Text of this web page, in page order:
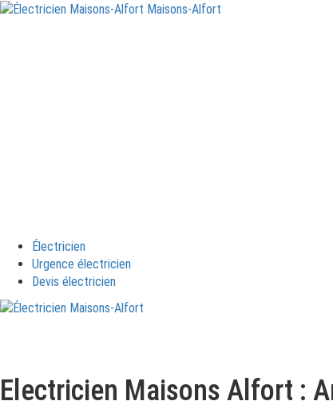
Électricien
Urgence électricien
Devis électricien
Electricien Maisons Alfort :